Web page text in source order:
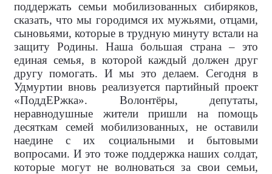
поддержать семьи мобилизованных сибиряков,
сказать, что мы городимся их мужьями, отцами,
сыновьями, которые в трудную минуту встали на
защиту Родины. Наша большая страна – это
единая семья, в которой каждый должен друг
другу помогать. И мы это делаем. Сегодня в
Удмуртии вновь реализуется партийный проект
«ПоддЕРжка». Волонтёры, депутаты,
неравнодушные жители пришли на помощь
десяткам семей мобилизованных, не оставили
наедине с их социальными и бытовыми
вопросами. И это тоже поддержка наших солдат,
которые могут не волноваться за свои семьи,